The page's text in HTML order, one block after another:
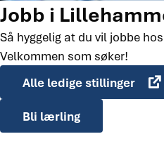
Jobb i
Så hyggelig at du vil jobbe
Velkommen som søker!
Alle ledige stillinger
Bli lærling